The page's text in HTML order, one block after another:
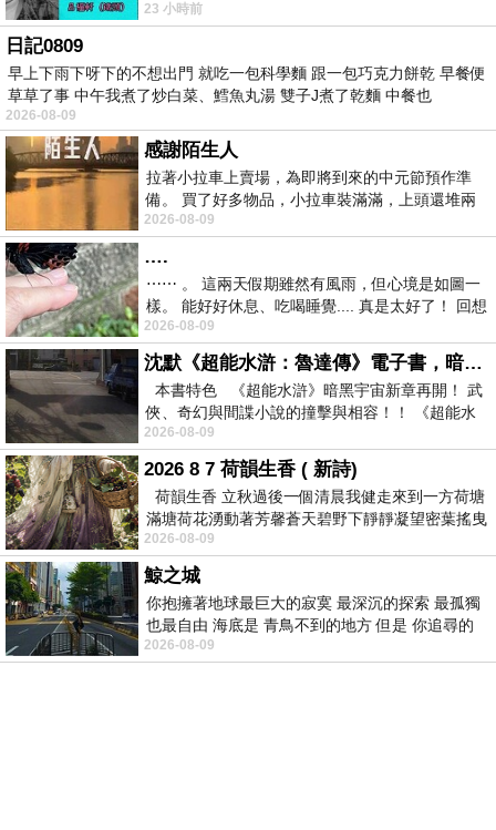
才多藝、陽光開朗的形象，不僅保留在電影
23 小時前
日記0809
早上下雨下呀下的不想出門 就吃一包科學麵 跟一包巧克力餅乾 早餐便
草草了事 中午我煮了炒白菜、鱈魚丸湯 雙子J煮了乾麵 中餐也
2026-08-09
感謝陌生人
拉著小拉車上賣場，為即將到來的中元節預作準
備。 買了好多物品，小拉車裝滿滿，上頭還堆兩
紙箱。 雖辛苦了點，這點程度我一個人搬
2026-08-09
….
⋯⋯ 。 這兩天假期雖然有風雨，但心境是如圖一
樣。 能好好休息、吃喝睡覺.... 真是太好了！ 回想
起來，以前根本就很難有這
2026-08-09
沈默《超能水滸：魯達傳》電子書，暗黑宇宙新章，一一五年八月璀璨上架！
本書特色 《超能水滸》暗黑宇宙新章再開！ 武
俠、奇幻與間諜小說的撞擊與相容！！ 《超能水
滸》系列第四部
2026-08-09
2026 8 7 荷韻生香 ( 新詩)
荷韻生香 立秋過後一個清晨我健走來到一方荷塘
滿塘荷花湧動著芳馨蒼天碧野下靜靜凝望密葉搖曳
幽泉中復有蛙鳴嘓嘓水波裡搖曳
2026-08-09
鯨之城
你抱擁著地球最巨大的寂寞 最深沉的探索 最孤獨
也最自由 海底是 青鳥不到的地方 但是 你追尋的
幸福 可以比珍珠更
2026-08-09